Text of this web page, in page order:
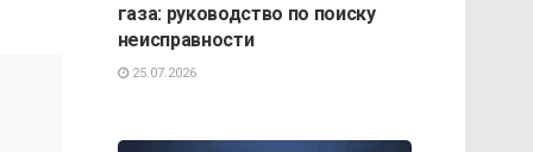
газа: руководство по поиску
неисправности
25.07.2026